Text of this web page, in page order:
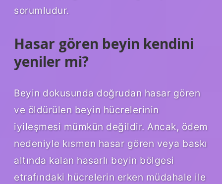
sorumludur.
Hasar gören beyin kendini
yeniler mi?
Beyin dokusunda doğrudan hasar gören
ve öldürülen beyin hücrelerinin
iyileşmesi mümkün değildir. Ancak, ödem
nedeniyle kısmen hasar gören veya baskı
altında kalan hasarlı beyin bölgesi
etrafındaki hücrelerin erken müdahale ile